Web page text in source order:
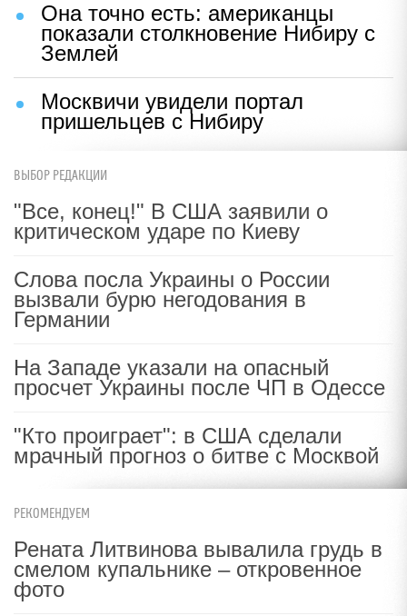
Она точно есть: американцы
показали столкновение Нибиру с
Землей
Москвичи увидели портал
пришельцев с Нибиру
ВЫБОР РЕДАКЦИИ
"Все, конец!" В США заявили о
критическом ударе по Киеву
Слова посла Украины о России
вызвали бурю негодования в
Германии
На Западе указали на опасный
просчет Украины после ЧП в Одессе
"Кто проиграет": в США сделали
мрачный прогноз о битве с Москвой
РЕКОМЕНДУЕМ
Рената Литвинова вывалила грудь в
смелом купальнике – откровенное
фото